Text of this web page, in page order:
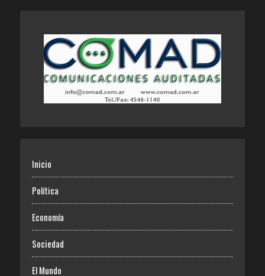
Inicio
Política
Economía
Sociedad
El Mundo